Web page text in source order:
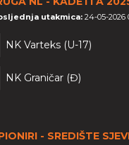
utakmica: 24-05-2026
NK Varteks (U-17)
NK Graničar (Đ)
- SREDIŠTE